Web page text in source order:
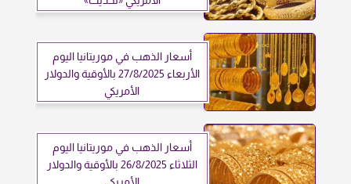
أسعار الذهب في موريتانيا اليوم
الأربعاء 27/8/2025 بالأوقية والدولار
الأمريكي
أسعار الذهب في موريتانيا اليوم
الثلاثاء 26/8/2025 بالأوقية والدولار